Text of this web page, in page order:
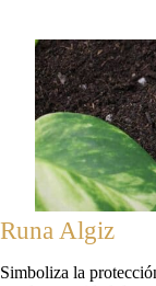
Runa Algiz
Simboliza la